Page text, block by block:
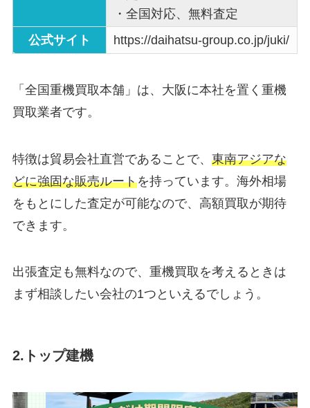
・全国対応、無料査定
公式サイト
https://daihatsu-group.co.jp/juki/
「全国重機買取本舗」は、大阪に本社を置く重機
買取業者です。
特徴は貿易会社直営であることで、 東南アジアな
どに強固な販売ルートを持っています。海外相場
をもとにした査定が可能なので、高額買取が期待
できます。
出張査定も無料なので、重機買取を考えるときは
まず相談したい会社の1つといえるでしょう。
2.トップ建機